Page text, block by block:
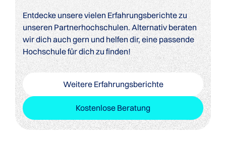
Entdecke unsere vielen Erfahrungsberichte zu
unseren Partnerhochschulen. Alternativ beraten
wir dich auch gern und helfen dir, eine passende
Hochschule für dich zu finden!
Weitere Erfahrungsberichte
Kostenlose Beratung